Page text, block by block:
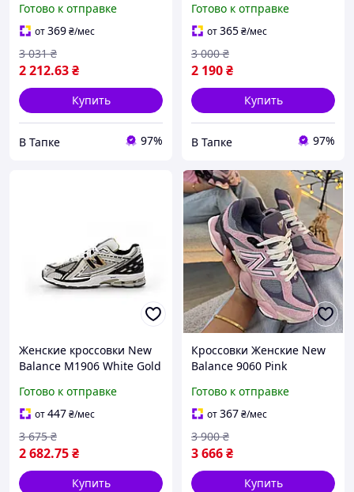
повседневные
демисезонные 14457
Адидас
Готово к отправке
от369₴/мес
2 212.63₴
3 031 ₴
Купить
В Тапке 97%
повседневные кроссовки
10643 Найк
Готово к отправке
от365₴/мес
2 190₴
3 000 ₴
Купить
В Тапке 97%
Женские кроссовки New
Balance M1906 White Gold
повседневные
спортивные кроссы 14365
НБ
Готово к отправке
от447₴/мес
2 682.75₴
3 675 ₴
Купить
Кроссовки Женские New
Balance 9060 Pink
Готово к отправке
от367₴/мес
3 666₴
3 900 ₴
Купить